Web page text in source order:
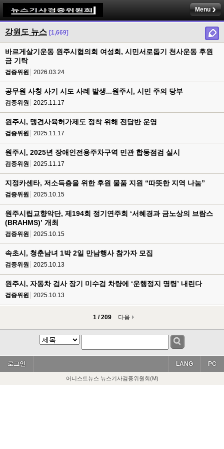
Menu
강원도 뉴스 [1,669]
바르게살기운동 원주시협의회 여성회, 시민서로돕기 천사운동 후원
금 기탁
검증위원 2026.03.24
공무원 사칭 사기 시도 사례 발생...원주시, 시민 주의 당부
검증위원 2025.11.17
원주시, 맹견사육허가제도 정착 위해 전담반 운영
검증위원 2025.11.17
원주시, 2025년 장애인전용주차구역 민관 합동점검 실시
검증위원 2025.11.17
지정카센타, 저소득층을 위한 후원 물품 지원 “따뜻한 지역 나눔”
검증위원 2025.10.15
원주시립교향악단, 제194회 정기연주회 ‘서혜경과 금노상의 브람스
(BRAHMS)’ 개최
검증위원 2025.10.15
속초시, 청춘남녀 1박 2일 만남행사 참가자 모집
검증위원 2025.10.13
원주시, 자동차 검사 장기 미수검 차량에 ‘운행정지 명령’ 내린다
검증위원 2025.10.13
1 / 209 다음
로그인 PC
LANG
어니스트뉴스 뉴스기사검증위원회(M)